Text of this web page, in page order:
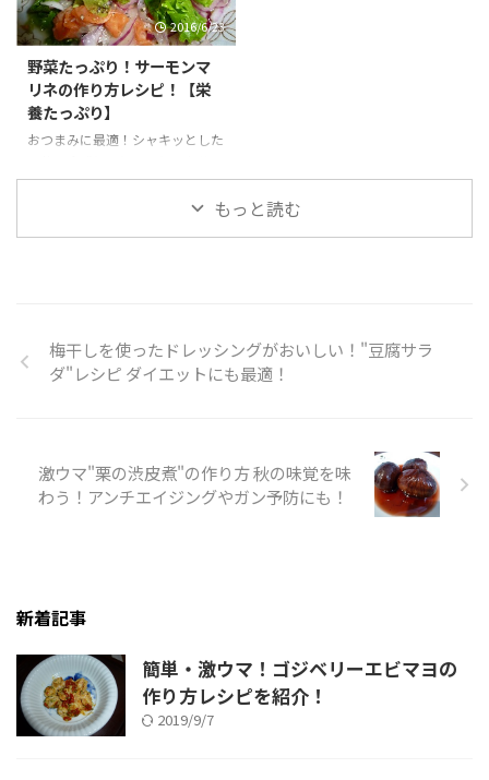
2016/6/23
野菜たっぷり！サーモンマ
リネの作り方レシピ！【栄
養たっぷり】
おつまみに最適！シャキッとした
モンの相性バッチリ！簡単なのに
豪華に見えるサーモンマリネ♪
もっと読む
梅干しを使ったドレッシングがおいしい！"豆腐サラ
ダ"レシピ ダイエットにも最適！
激ウマ"栗の渋皮煮"の作り方 秋の味覚を味
わう！アンチエイジングやガン予防にも！
新着記事
簡単・激ウマ！ゴジベリーエビマヨの
作り方レシピを紹介！
2019/9/7